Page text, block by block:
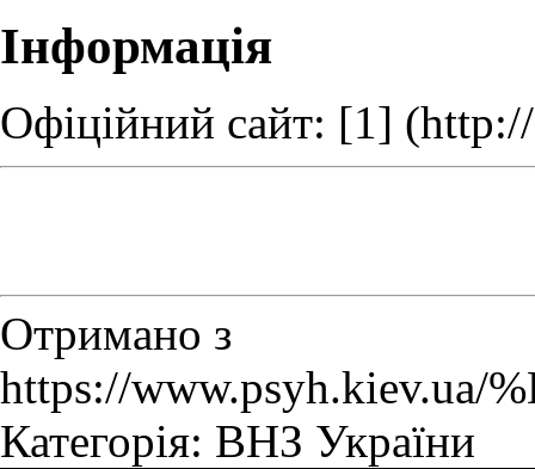
Інформація
Офіційний сайт: [1]
Отримано з
https://www.psyh.kiev.ua/
Категорія: ВНЗ України